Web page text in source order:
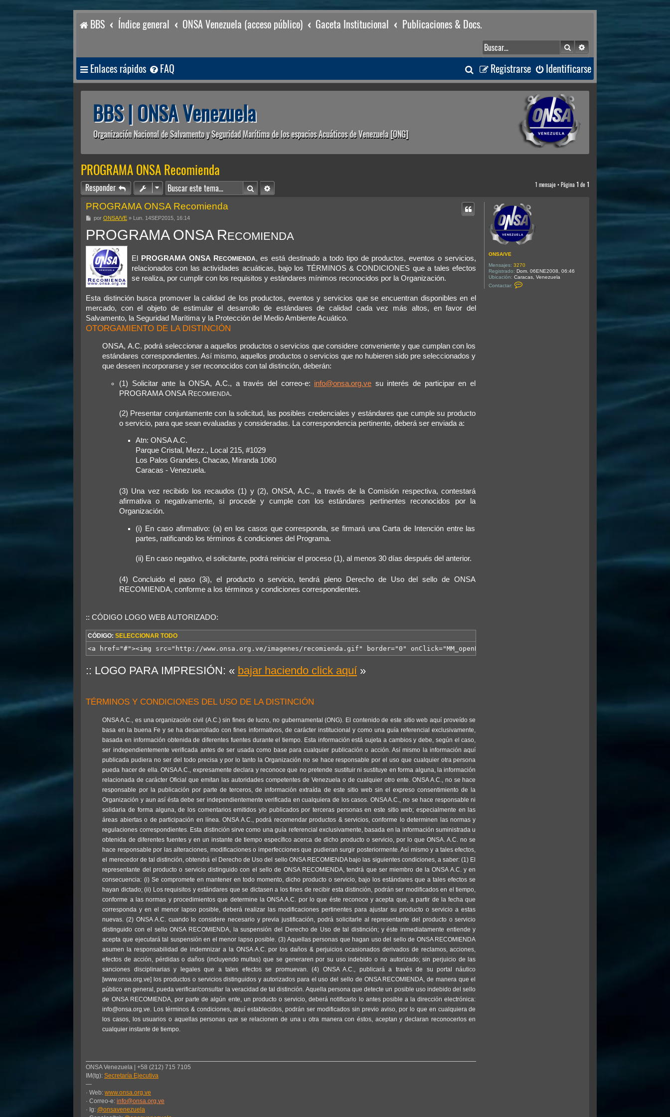
BBS Índice general ONSA Venezuela (acceso público) Gaceta Institucional Publicaciones & Docs.
BuscarBúsqueda avanzada
Enlaces rápidos FAQ Identificarse
Registrarse
B
u
a
BBS | ONSA Venezuela
Organización Nacional de Salvamento y Seguridad Marítima de los espacios Acuáticos de Venezuela [ONG]
PROGRAMA ONSA Recomienda
Responder BuscarBúsqueda avanzada 1 mensaje • Página 1 de 1
ONSA/VE
Mensajes: 3270
Registrado: Dom. 06ENE2008, 06:46
Ubicación: Caracas, Venezuela
Contactar:
PROGRAMA ONSA Recomienda
M
n
s
e
por ONSA/VE» Lun. 14SEP2015, 16:14
PROGRAMA ONSA RECOMIENDA
El PROGRAMA ONSA RECOMIENDA, es está destinado a todo tipo de productos, eventos o servicios,
relacionados con las actividades acuáticas, bajo los TÉRMINOS & CONDICIONES que a tales efectos
se realiza, por cumplir con los requisitos y estándares mínimos reconocidos por la Organización.
Esta distinción busca promover la calidad de los productos, eventos y servicios que se encuentran disponibles en el
mercado, con el objeto de estimular el desarrollo de estándares de calidad cada vez más altos, en favor del
Salvamento, la Seguridad Marítima y la Protección del Medio Ambiente Acuático.
OTORGAMIENTO DE LA DISTINCIÓN
ONSA, A.C. podrá seleccionar a aquellos productos o servicios que considere conveniente y que cumplan con los
estándares correspondientes. Así mismo, aquellos productos o servicios que no hubieren sido pre seleccionados y
que deseen incorporarse y ser reconocidos con tal distinción, deberán:
(1) Solicitar ante la ONSA, A.C., a través del correo-e: info@onsa.org.ve su interés de participar en el
PROGRAMA ONSA RECOMIENDA.
(2) Presentar conjuntamente con la solicitud, las posibles credenciales y estándares que cumple su producto
o servicio, para que sean evaluadas y consideradas. La correspondencia pertinente, deberá ser enviada a:
Atn: ONSA A.C.
Parque Cristal, Mezz., Local 215, #1029
Los Palos Grandes, Chacao, Miranda 1060
Caracas - Venezuela.
(3) Una vez recibido los recaudos (1) y (2), ONSA, A.C., a través de la Comisión respectiva, contestará
afirmativa o negativamente, si procede y cumple con los estándares pertinentes reconocidos por la
Organización.
(i) En caso afirmativo: (a) en los casos que corresponda, se firmará una Carta de Intención entre las
partes, ratificando los términos & condiciones del Programa.
(ii) En caso negativo, el solicitante, podrá reiniciar el proceso (1), al menos 30 días después del anterior.
(4) Concluido el paso (3i), el producto o servicio, tendrá pleno Derecho de Uso del sello de ONSA
RECOMIENDA, conforme a los términos y condiciones correspondientes.
:: CÓDIGO LOGO WEB AUTORIZADO:
CÓDIGO: SELECCIONAR TODO
<a href="#"><img src="http://www.onsa.org.ve/imagenes/recomienda.gif" border="0" onClick="MM_openBrWindow('http://www.onsa.org.ve/comunidad/
:: LOGO PARA IMPRESIÓN: « bajar haciendo click aquí »
TÉRMINOS Y CONDICIONES DEL USO DE LA DISTINCIÓN
ONSA A.C., es una organización civil (A.C.) sin fines de lucro, no gubernamental (ONG). El contenido de este sitio web aquí proveído se
basa en la buena Fe y se ha desarrollado con fines informativos, de carácter institucional y como una guía referencial exclusivamente,
basada en información obtenida de diferentes fuentes durante el tiempo. Esta información está sujeta a cambios y debe, según el caso,
ser independientemente verificada antes de ser usada como base para cualquier publicación o acción. Así mismo la información aquí
publicada pudiera no ser del todo precisa y por lo tanto la Organización no se hace responsable por el uso que cualquier otra persona
pueda hacer de ella. ONSA A.C., expresamente declara y reconoce que no pretende sustituir ni sustituye en forma alguna, la información
relacionada de carácter Oficial que emitan las autoridades competentes de Venezuela o de cualquier otro ente. ONSA A.C., no se hace
responsable por la publicación por parte de terceros, de información extraída de este sitio web sin el expreso consentimiento de la
Organización y aun así ésta debe ser independientemente verificada en cualquiera de los casos. ONSA A.C., no se hace responsable ni
solidaria de forma alguna, de los comentarios emitidos y/o publicados por terceras personas en este sitio web; especialmente en las
áreas abiertas o de participación en línea. ONSA A.C., podrá recomendar productos & servicios, conforme lo determinen las normas y
regulaciones correspondientes. Esta distinción sirve como una guía referencial exclusivamente, basada en la información suministrada u
obtenida de diferentes fuentes y en un instante de tiempo específico acerca de dicho producto o servicio, por lo que ONSA. A.C. no se
hace responsable por las alteraciones, modificaciones o imperfecciones que pudieran surgir posteriormente. Así mismo y a tales efectos,
el merecedor de tal distinción, obtendrá el Derecho de Uso del sello ONSA RECOMIENDA bajo las siguientes condiciones, a saber: (1) El
representante del producto o servicio distinguido con el sello de ONSA RECOMIENDA, tendrá que ser miembro de la ONSA A.C. y en
consecuencia: (i) Se compromete en mantener en todo momento, dicho producto o servicio, bajo los estándares que a tales efectos se
hayan dictado; (ii) Los requisitos y estándares que se dictasen a los fines de recibir esta distinción, podrán ser modificados en el tiempo,
conforme a las normas y procedimientos que determine la ONSA A.C. por lo que éste reconoce y acepta que, a partir de la fecha que
corresponda y en el menor lapso posible, deberá realizar las modificaciones pertinentes para ajustar su producto o servicio a estas
nuevas. (2) ONSA A.C. cuando lo considere necesario y previa justificación, podrá solicitarle al representante del producto o servicio
distinguido con el sello ONSA RECOMIENDA, la suspensión del Derecho de Uso de tal distinción; y éste inmediatamente entiende y
acepta que ejecutará tal suspensión en el menor lapso posible. (3) Aquellas personas que hagan uso del sello de ONSA RECOMIENDA
asumen la responsabilidad de indemnizar a la ONSA A.C. por los daños & perjuicios ocasionados derivados de reclamos, acciones,
efectos de acción, pérdidas o daños (incluyendo multas) que se generaren por su uso indebido o no autorizado; sin perjuicio de las
sanciones disciplinarias y legales que a tales efectos se promuevan. (4) ONSA A.C., publicará a través de su portal náutico
[www.onsa.org.ve] los productos o servicios distinguidos y autorizados para el uso del sello de ONSA RECOMIENDA, de manera que el
público en general, pueda verificar/consultar la veracidad de tal distinción. Aquella persona que detecte un posible uso indebido del sello
de ONSA RECOMIENDA, por parte de algún ente, un producto o servicio, deberá notificarlo lo antes posible a la dirección electrónica:
info@onsa.org.ve. Los términos & condiciones, aquí establecidos, podrán ser modificados sin previo aviso, por lo que en cualquiera de
los casos, los usuarios o aquellas personas que se relacionen de una u otra manera con éstos, aceptan y declaran reconocerlos en
cualquier instante de tiempo.
ONSA Venezuela | +58 (212) 715 7105
IM(tg): Secretaría Ejecutiva
—
· Web: www.onsa.org.ve
· Correo-e: info@onsa.org.ve
· Ig: @onsavenezuela